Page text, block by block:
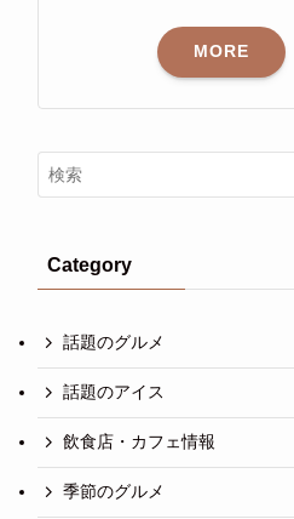
MORE
Category
話題のグルメ
話題のアイス
飲食店・カフェ情報
季節のグルメ